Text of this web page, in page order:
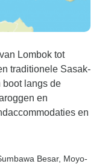
Lombok tot
traditionele Sasak-
boot langs de
en
en
Besar, Moyo-